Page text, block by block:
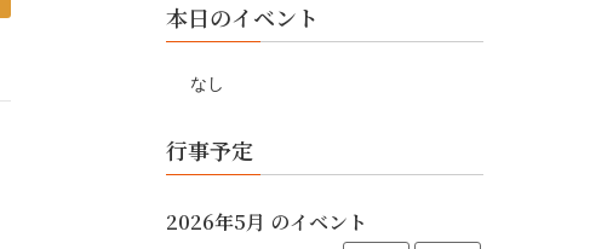
本日のイベント
なし
行事予定
2026年5月 のイベント